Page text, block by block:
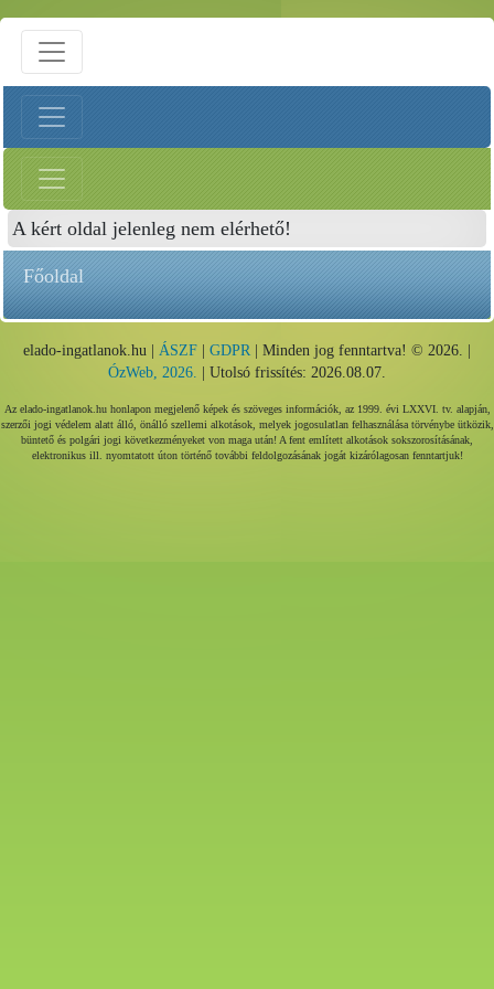
A kért oldal jelenleg nem elérhető!
Főoldal
elado-ingatlanok.hu | ÁSZF GDPR| Minden jog fenntartva! © 2026. |
ÓzWeb, 2026.
| Utolsó frissítés: 2026.08.07.
Az elado-ingatlanok.hu honlapon megjelenő képek és szöveges információk, az 1999. évi LXXVI. tv. alapján,
szerzői jogi védelem alatt álló, önálló szellemi alkotások, melyek jogosulatlan felhasználása törvénybe ütközik,
büntető és polgári jogi következményeket von maga után! A fent említett alkotások sokszorosításának,
elektronikus ill. nyomtatott úton történő további feldolgozásának jogát kizárólagosan fenntartjuk!